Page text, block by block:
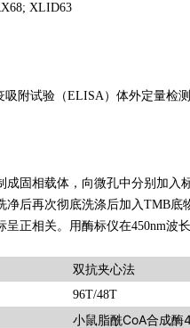
XLID63
吸附试验（ELISA）体外定量检
成固相载体，向微孔中分别加
净后再次彻底洗涤后加入TMB
正相关。用酶标仪在450nm波
双抗夹心法
96T/48T
小鼠脂酰CoA合成酶